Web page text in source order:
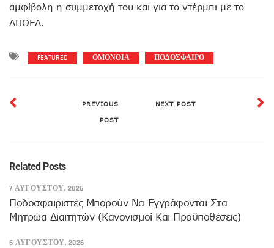
αμφίβολη η συμμετοχή του και για το ντέρμπι με το
ΑΠΟΕΛ.
FEATURED ΟΜΟΝΟΙΑ ΠΟΔΟΣΦΑΙΡΟ
PREVIOUS
POST
NEXT POST
Related Posts
7 ΑΥΓΟΎΣΤΟΥ, 2026
Ποδοσφαιριστές Μπορούν Να Εγγράφονται Στα
Μητρώα Διαιτητών (κανονισμοί Και Προϋποθέσεις)
6 ΑΥΓΟΎΣΤΟΥ, 2026